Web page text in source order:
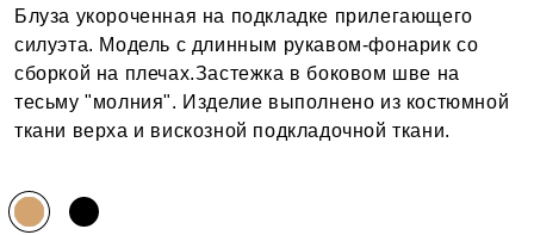
Блуза укороченная на подкладке прилегающего
силуэта. Модель с длинным рукавом-фонарик со
сборкой на плечах.Застежка в боковом шве на
тесьму "молния". Изделие выполнено из костюмной
ткани верха и вискозной подкладочной ткани.